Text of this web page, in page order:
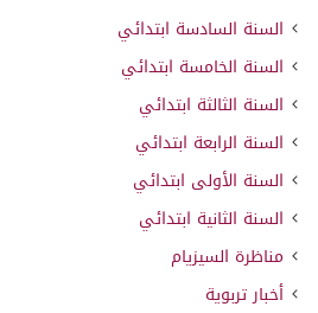
السنة السادسة ابتدائي
السنة الخامسة ابتدائي
السنة الثالثة ابتدائي
السنة الرابعة ابتدائي
السنة الأولى ابتدائي
السنة الثانية ابتدائي
مناظرة السيزيام
أخبار تربوية